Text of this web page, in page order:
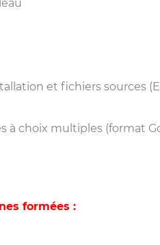
et fichiers sources
à choix multiples (format
formées :